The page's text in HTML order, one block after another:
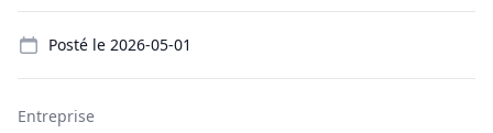
Posté le 2026-05-01
Entreprise